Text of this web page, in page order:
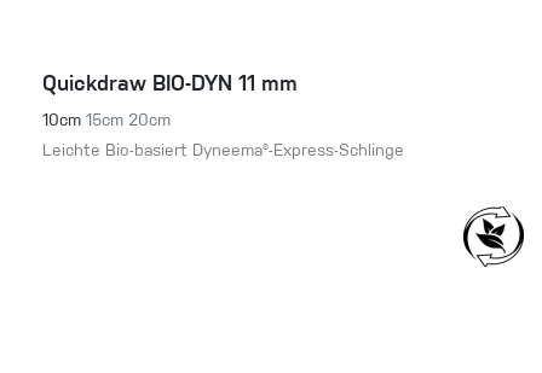
Quickdraw BIO-DYN 11 mm
10cm 15cm 20cm
Leichte Bio-basiert Dyneema®-Express-Schlinge